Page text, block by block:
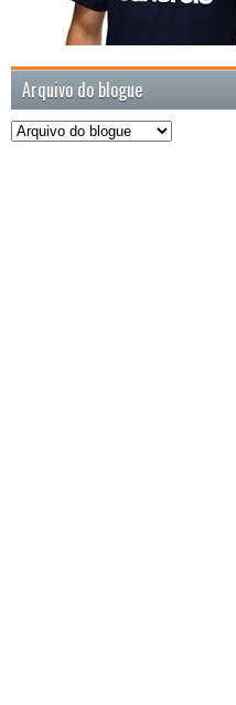
Arquivo do blogue